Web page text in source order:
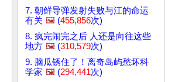
7. 朝鲜导弹发射失败与江的命运
有关 🖼️ (455,856次)
8. 疯完闹完之后 人还是向往这些
地方 🖼️ (310,579次)
9. 脑瓜锈住了！离奇岛屿愁坏科
学家 🖼️ (294,441次)